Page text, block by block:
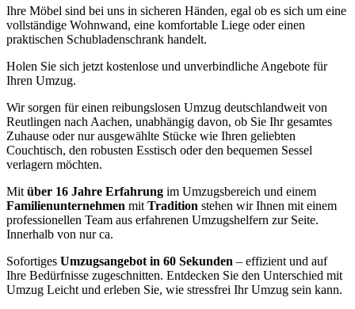
Ihre Möbel sind bei uns in sicheren Händen, egal ob es sich um eine
vollständige Wohnwand, eine komfortable Liege oder einen
praktischen Schubladenschrank handelt.
Holen Sie sich jetzt kostenlose und unverbindliche Angebote für
Ihren Umzug.
Wir sorgen für einen reibungslosen Umzug deutschlandweit von
Reutlingen nach Aachen, unabhängig davon, ob Sie Ihr gesamtes
Zuhause oder nur ausgewählte Stücke wie Ihren geliebten
Couchtisch, den robusten Esstisch oder den bequemen Sessel
verlagern möchten.
Mit über 16 Jahre Erfahrung im Umzugsbereich und einem
Familienunternehmen mit Tradition stehen wir Ihnen mit einem
professionellen Team aus erfahrenen Umzugshelfern zur Seite.
Innerhalb von nur ca.
Sofortiges Umzugsangebot in 60 Sekunden – effizient und auf
Ihre Bedürfnisse zugeschnitten. Entdecken Sie den Unterschied mit
Umzug Leicht und erleben Sie, wie stressfrei Ihr Umzug sein kann.